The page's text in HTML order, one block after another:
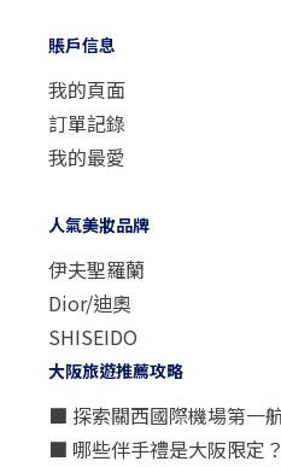
賬戶信息
我的頁面
訂單記錄
我的最愛
人氣美妝品牌
伊夫聖羅蘭
Dior/迪奧
SHISEIDO
大阪旅遊推薦攻略
■ 探索關西國際機場第一
■ 哪些伴手禮是大阪限定